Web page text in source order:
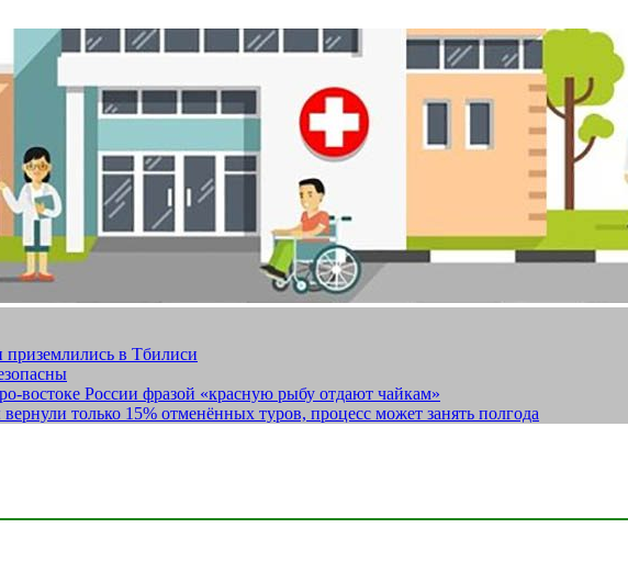
в Тбилиси
востоке России фразой «красную рыбу отдают чайкам»
только 15% отменённых туров, процесс может занять полгода